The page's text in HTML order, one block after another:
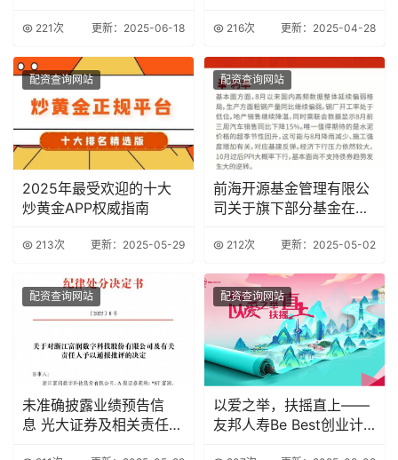
221次 更新：2025-06-18 216次 更新：2025-04-28
配资查询网站
2025年最受欢迎的十大
炒黄金APP权威指南
213次 更新：2025-05-29
配资查询网站
前海开源基金管理有限公
司关于旗下部分基金在东
212次 更新：2025-05-02
配资查询网站
未准确披露业绩预告信
息 光大证券及相关责任人
配资查询网站
以爱之举，扶摇直上——
友邦人寿Be Best创业计